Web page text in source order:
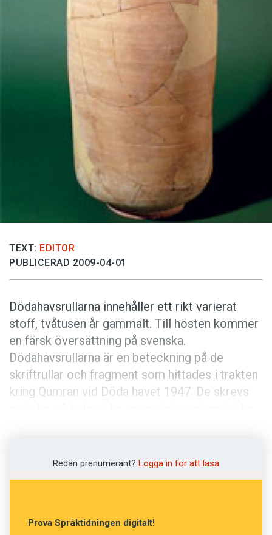
Föreslå nyord
Läs Språktidningen digitalt
TEXT: EDITOR
PUBLICERAD 2009-04-01
Dödahavsrullarna innehåller ett rikt varierat
stoff, tvåtusen år gammalt. Till hösten kommer
en färsk översättning på svenska.
Dödahavsrullarna är en beteckning på de
skriftrullar och fragment som hittades i trakten
kring Qumran vid Döda havet 1947. De skrevs
Redan prenumerant? Logga in för att läsa
Prova Språktidningen digitalt!